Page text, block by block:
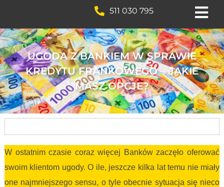
511 030 795
UGODA Z BANKIEM W SPRAWIE
KREDYTU FRANKOWEGO – JAKIE
MASZ OPCJE?
W ostatnim czasie coraz więcej Banków zaczęło oferować
swoim klientom ugody. O ile, jeszcze kilka lat temu nie miały
one najmniejszego sensu, o tyle obecnie sytuacja się nieco